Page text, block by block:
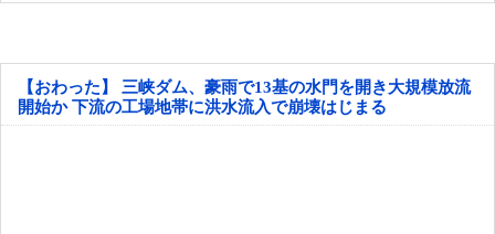
【おわった】 三峡ダム、豪雨で13基の水門を開き大規模放流
開始か 下流の工場地帯に洪水流入で崩壊はじまる